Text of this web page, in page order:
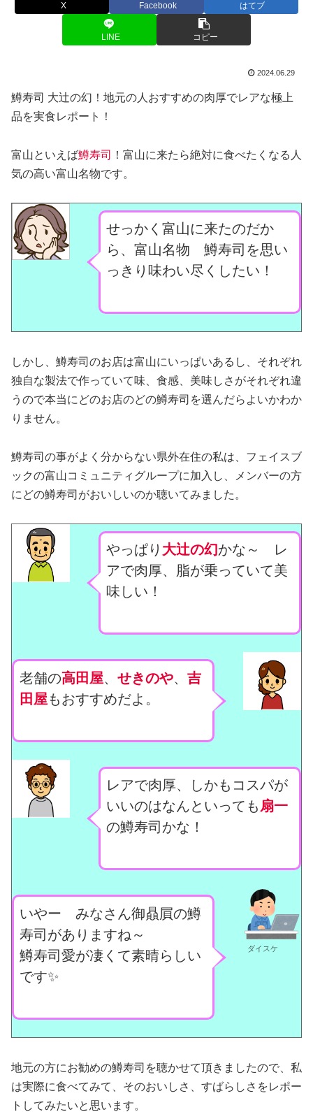
X Facebook はてブ
LINE コピー
2024.06.29
鱒寿司 大辻の幻！地元の人おすすめの肉厚でレアな極上
品を実食レポート！
富山といえば鱒寿司
！富山に来たら絶対に食べたくなる人
気の高い富山名物です。
せっかく富山に来たのだか
ら、富山名物 鱒寿司を思い
っきり味わい尽くしたい！
しかし、鱒寿司のお店は富山にいっぱいあるし、それぞれ
独自な製法で作っていて味、食感、美味しさがそれぞれ違
うので本当にどのお店のどの鱒寿司を選んだらよいかわか
りません。
鱒寿司の事がよく分からない県外在住の私は、フェイスブ
ックの富山コミュニティグループに加入し、メンバーの方
にどの鱒寿司がおいしいのか聴いてみました。
やっぱり 大辻の幻かな～ レ
アで肉厚、脂が乗っていて美
味しい！
老舗の高田屋、せきのや、吉
田屋もおすすめだよ。
レアで肉厚、しかもコスパが
いいのはなんといっても 扇一
の鱒寿司かな！
ダイスケ
いやー みなさん御贔屓の鱒
寿司がありますね～
鱒寿司愛が凄くて素晴らしい
です✨
地元の方にお勧めの鱒寿司を聴かせて頂きましたので、私
は実際に食べてみて、そのおいしさ、すばらしさをレポー
トしてみたいと思います。